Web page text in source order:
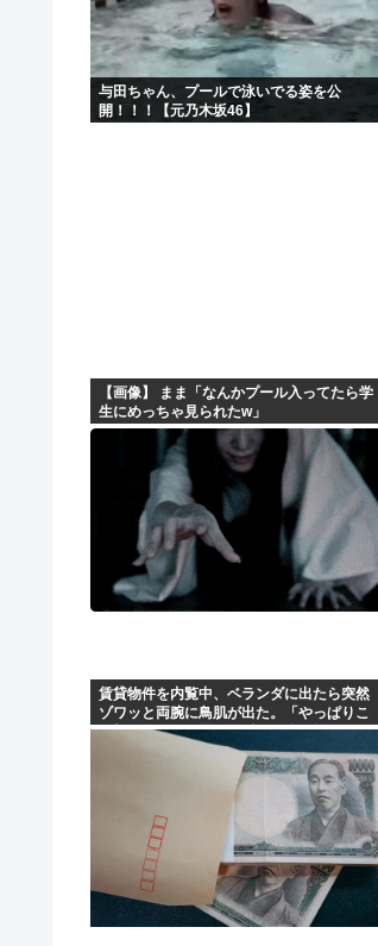
与田ちゃん、プールで泳いでる姿を公
開！！！【元乃木坂46】
【画像】 まま「なんかプール入ってたら学
生にめっちゃ見られたw」
賃貸物件を内覧中、ベランダに出たら突然
ゾワッと両腕に鳥肌が出た。「やっぱりこ
の部屋嫌だ」と思った瞬間、体が前にドン
ッと突き飛ばされて…